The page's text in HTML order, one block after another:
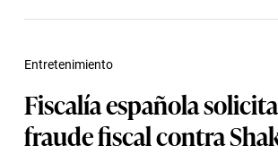
Fiscalía española
fraude fiscal contra
Entretenimiento